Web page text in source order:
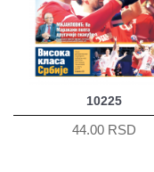
10225
44.00 RSD